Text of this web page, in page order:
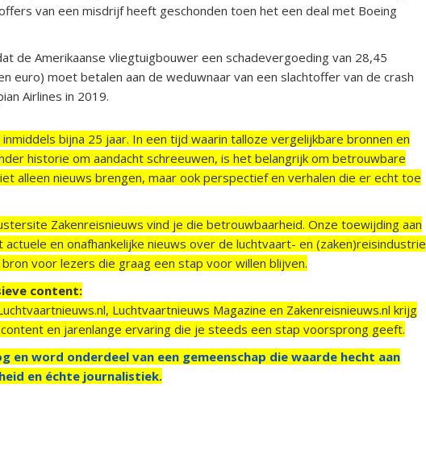
van een misdrijf heeft geschonden toen het een deal met Boeing
de Amerikaanse vliegtuigbouwer een schadevergoeding van 28,45
euro) moet betalen aan de weduwnaar van een slachtoffer van de crash
Airlines in 2019.
bijna 25 jaar. In een tijd waarin talloze vergelijkbare bronnen en
historie om aandacht schreeuwen, is het belangrijk om betrouwbare
alleen nieuws brengen, maar ook perspectief en verhalen die er echt toe
Zakenreisnieuws vind je die betrouwbaarheid. Onze toewijding aan
en onafhankelijke nieuws over de luchtvaart- en (zaken)reisindustrie
voor lezers die graag een stap voor willen blijven.
content:
Luchtvaartnieuws Magazine en Zakenreisnieuws.nl krijg
en jarenlange ervaring die je steeds een stap voorsprong geeft.
en word onderdeel van een gemeenschap die waarde hecht aan
en échte journalistiek.